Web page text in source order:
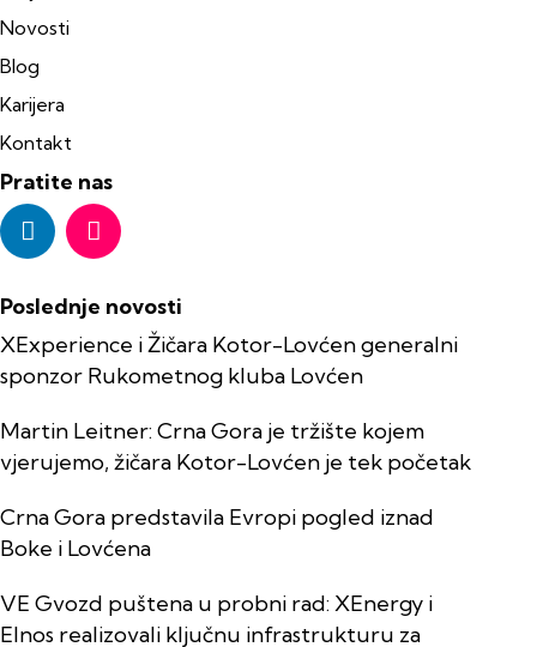
Novosti
Blog
Karijera
Kontakt
Pratite nas
Poslednje novosti
XExperience i Žičara Kotor-Lovćen generalni
sponzor Rukometnog kluba Lovćen
Martin Leitner: Crna Gora je tržište kojem
vjerujemo, žičara Kotor-Lovćen je tek početak
Crna Gora predstavila Evropi pogled iznad
Boke i Lovćena
VE Gvozd puštena u probni rad: XEnergy i
Elnos realizovali ključnu infrastrukturu za